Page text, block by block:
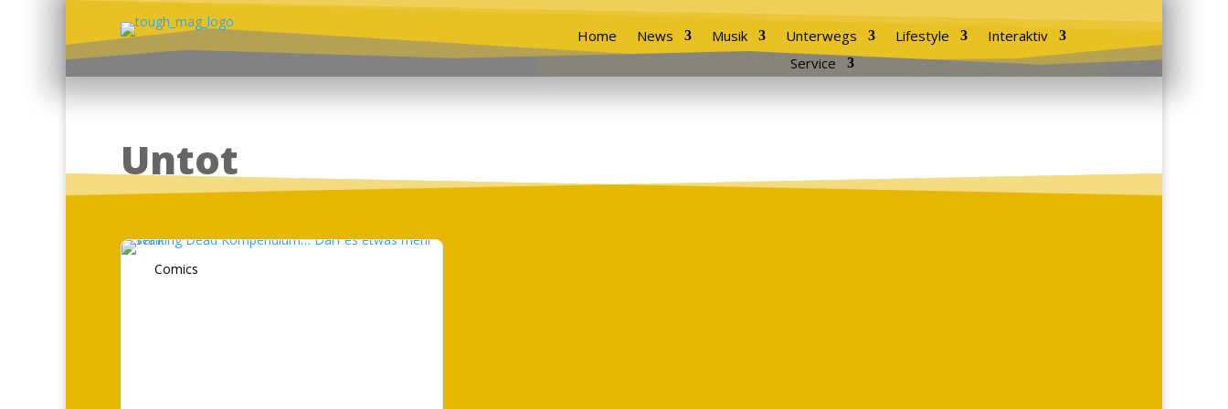
Home News Musik Unterwegs Lifestyle
Interaktiv
Service
Untot
Comics